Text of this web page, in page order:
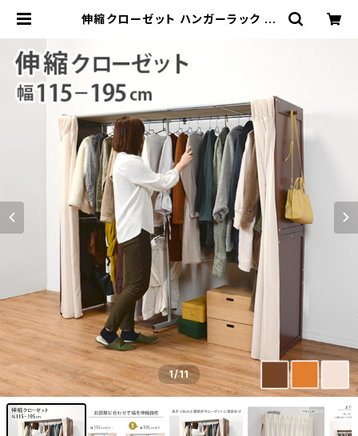
伸縮クローゼット ハンガーラック コ
イスト
1/11